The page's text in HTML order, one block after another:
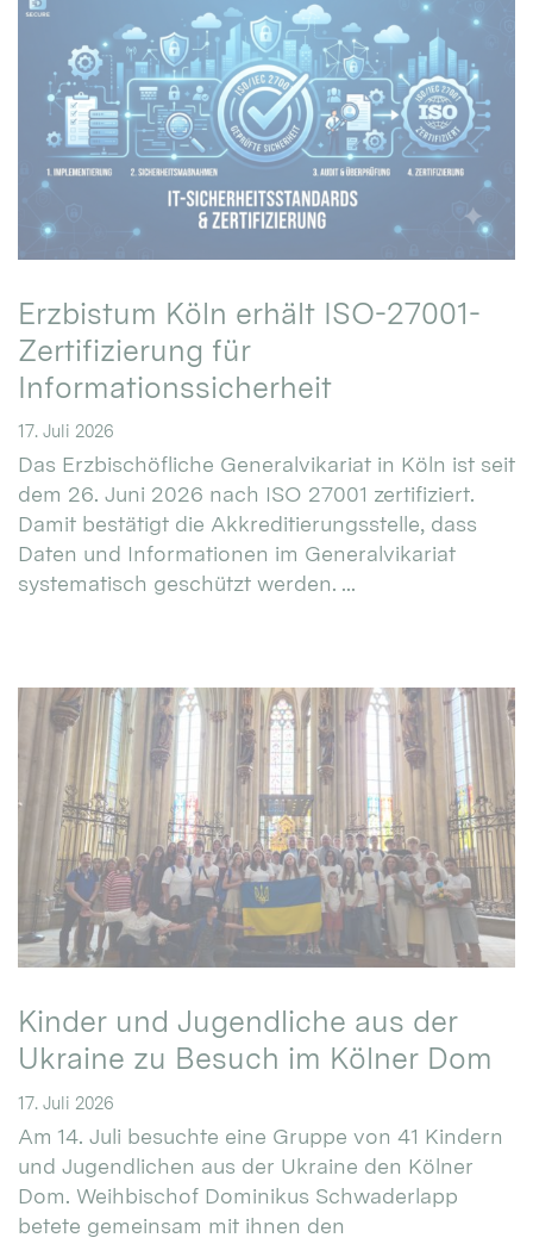
Erzbistum Köln erhält ISO-27001-
Zertifizierung für
Informationssicherheit
17. Juli 2026
Das Erzbischöfliche Generalvikariat in Köln ist seit
dem 26. Juni 2026 nach ISO 27001 zertifiziert.
Damit bestätigt die Akkreditierungsstelle, dass
Daten und Informationen im Generalvikariat
systematisch geschützt werden. ...
Kinder und Jugendliche aus der
Ukraine zu Besuch im Kölner Dom
17. Juli 2026
Am 14. Juli besuchte eine Gruppe von 41 Kindern
und Jugendlichen aus der Ukraine den Kölner
Dom. Weihbischof Dominikus Schwaderlapp
betete gemeinsam mit ihnen den